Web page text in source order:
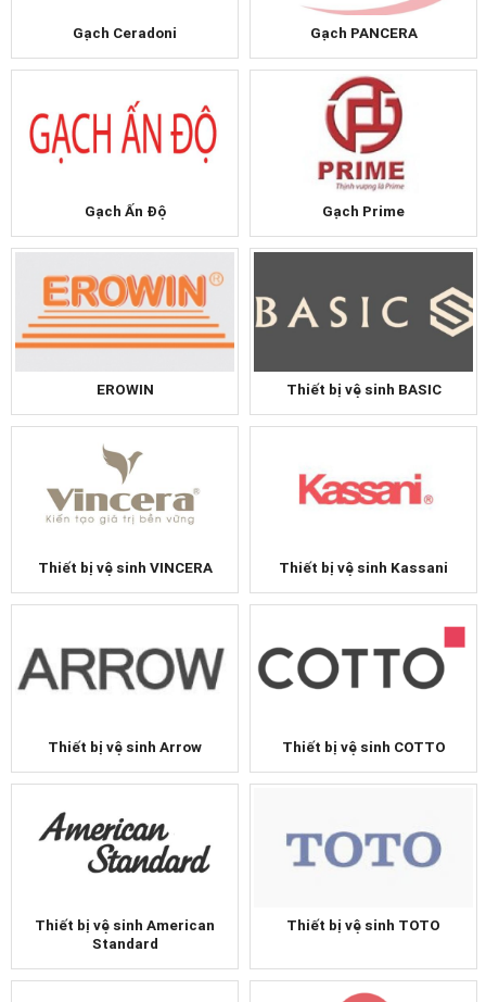
Gạch Ceradoni Gạch PANCERA
Gạch Ấn Độ Gạch Prime
EROWIN Thiết bị vệ sinh BASIC
Thiết bị vệ sinh VINCERA Thiết bị vệ sinh Kassani
Thiết bị vệ sinh Arrow Thiết bị vệ sinh COTTO
Thiết bị vệ sinh American
Standard
Thiết bị vệ sinh TOTO